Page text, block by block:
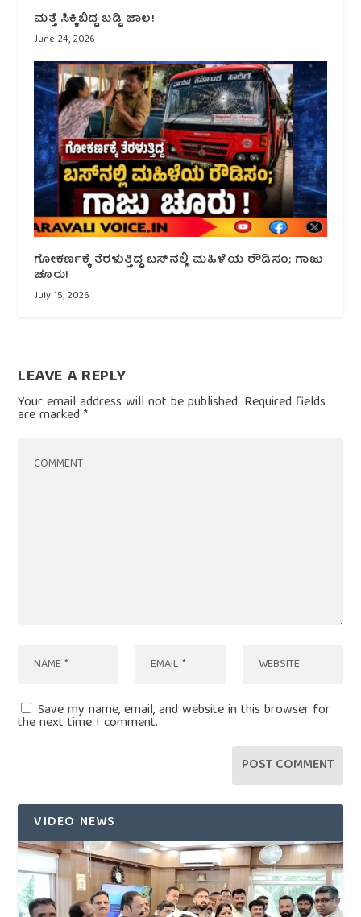
ಮತ್ತೆ ಸಿಕ್ಕಿಬಿದ್ದ ಬಡ್ಡಿ ಜಾಲ!
June 24, 2026
ಗೋಕರ್ಣಕ್ಕೆ ತೆರಳುತ್ತಿದ್ದ ಬಸ್‌ನಲ್ಲಿ ಮಹಿಳೆಯ ರೌಡಿಸಂ; ಗಾಜು
ಚೂರು!
July 15, 2026
LEAVE A REPLY
Your email address will not be published. Required fields
are marked*
Save my name, email, and website in this browser for
the next time I comment.
VIDEO NEWS